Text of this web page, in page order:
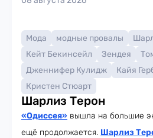
Мода модные провалы
Кейт Бекинсейл
Зендея
Дженнифер Кулидж
Кайя
Кристен Стюарт
Шарлиз Терон
«Одиссея» вышла на большие
ещё продолжается. Шарлиз